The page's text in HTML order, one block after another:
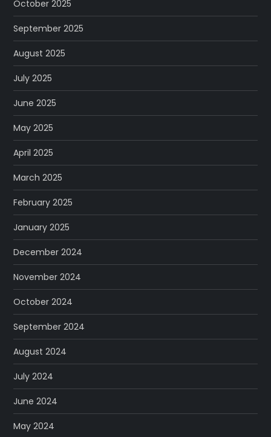
October 2025
September 2025
August 2025
July 2025
June 2025
May 2025
April 2025
March 2025
February 2025
January 2025
December 2024
November 2024
October 2024
September 2024
August 2024
July 2024
June 2024
May 2024